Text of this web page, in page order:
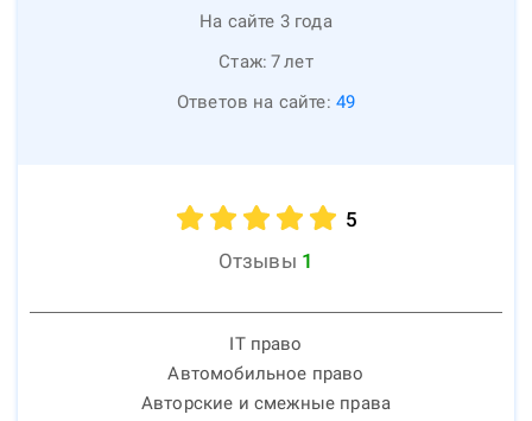
На сайте 3 года
Стаж: 7лет
Ответов на сайте: 49
5
Отзывы 1
IT право
Автомобильное право
Авторские и смежные права